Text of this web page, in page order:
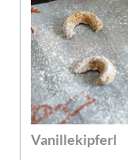
Vanillekipferl